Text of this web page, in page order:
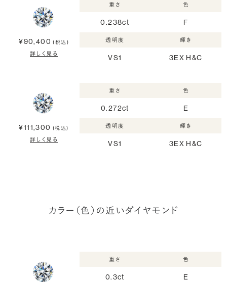
¥90,400 (税込)
詳しく見る
重さ
0.238ct
色
F
透明度
VS1
輝き
3EX H&C
¥111,300 (税込)
詳しく見る
重さ
0.272ct
色
E
透明度
VS1
輝き
3EX H&C
カラー（色）の近いダイヤモンド
重さ
0.3ct
色
E